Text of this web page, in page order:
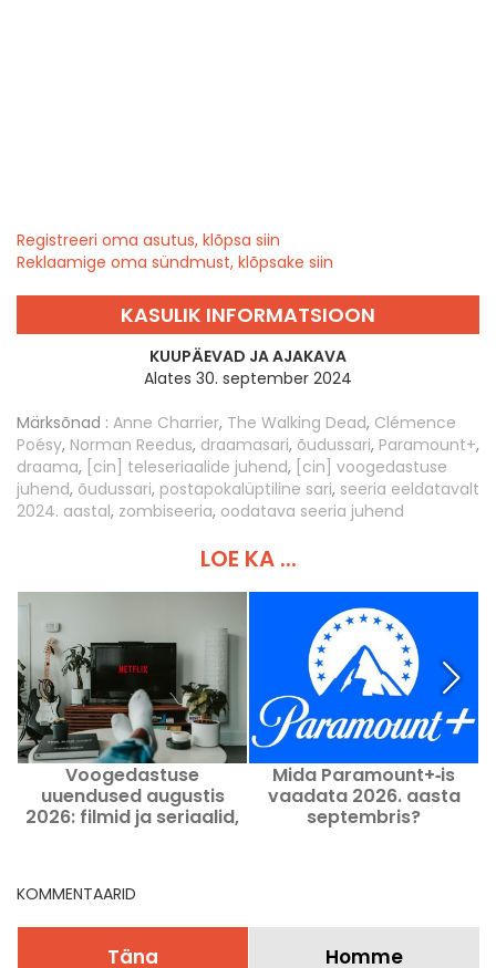
Registreeri oma asutus, klõpsa siin
Reklaamige oma sündmust, klõpsake siin
KASULIK INFORMATSIOON
KUUPÄEVAD JA AJAKAVA
Alates 30. september 2024
Märksõnad : Anne Charrier, The Walking Dead, Clémence
Poésy, Norman Reedus, draamasari, õudussari, Paramount+,
draama, [cin] teleseriaalide juhend, [cin] voogedastuse
juhend, õudussari, postapokalüptiline sari, seeria eeldatavalt
2024. aastal, zombiseeria, oodatava seeria juhend
LOE KA ...
Voogedastuse
uuendused augustis
2026: filmid ja seriaalid,
Mida Paramount+‑is
vaadata 2026. aasta
septembris?
KOMMENTAARID
Täna Homme